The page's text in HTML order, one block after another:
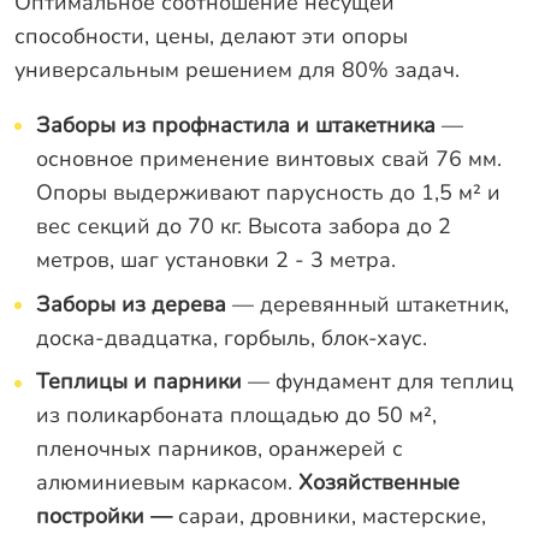
способности, цены, делают эти опоры
универсальным решением для 80% задач.
Заборы из профнастила и штакетника —
основное применение винтовых свай 76 мм.
Опоры выдерживают парусность до 1,5 м² и
вес секций до 70 кг. Высота забора до 2
метров, шаг установки 2 - 3 метра.
Заборы из дерева — деревянный штакетник,
доска-двадцатка, горбыль, блок-хаус.
Теплицы и парники — фундамент для теплиц
из поликарбоната площадью до 50 м²,
пленочных парников, оранжерей с
алюминиевым каркасом. Хозяйственные
постройки —сараи, дровники, мастерские,